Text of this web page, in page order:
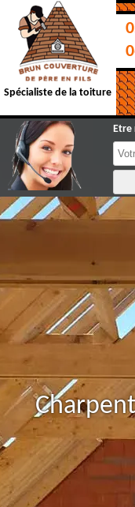
Spécialiste de la toiture
Etre